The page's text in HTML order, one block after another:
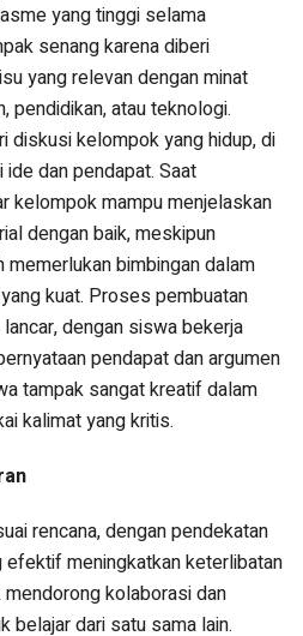
yang tinggi selama
senang karena diberi
yang relevan dengan minat
pendidikan, atau teknologi.
diskusi kelompok yang hidup, di
dan pendapat. Saat
kelompok mampu menjelaskan
dengan baik, meskipun
bimbingan dalam
kuat. Proses pembuatan
dengan siswa bekerja
pendapat dan argumen
tampak sangat kreatif dalam
kalimat yang kritis.
rencana, dengan pendekatan
meningkatkan keterlibatan
kolaborasi dan
belajar dari satu sama lain.